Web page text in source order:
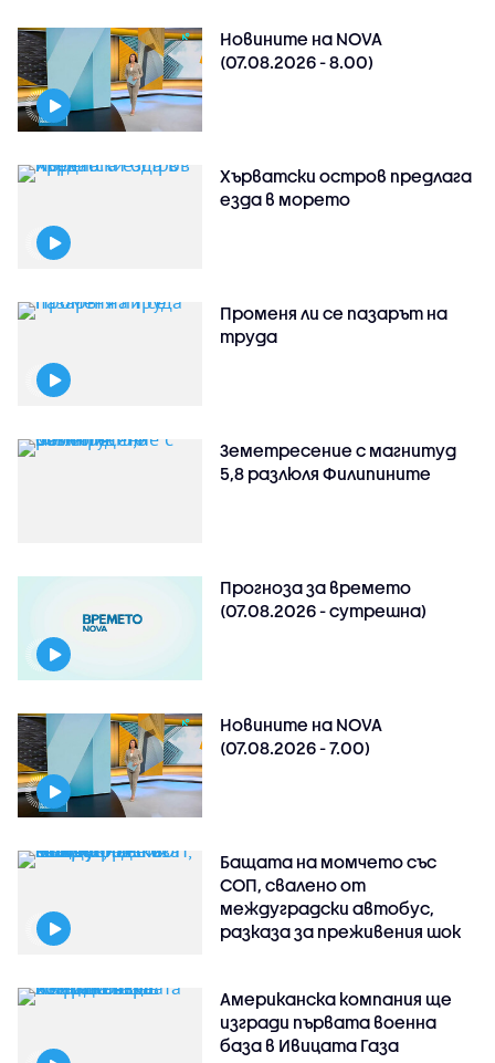
Новините на NOVA
(07.08.2026 - 8.00)
Хърватски остров предлага
езда в морето
Променя ли се пазарът на
труда
Земетресение с магнитуд
5,8 разлюля Филипините
Прогноза за времето
(07.08.2026 - сутрешна)
Новините на NOVA
(07.08.2026 - 7.00)
Бащата на момчето със
СОП, свалено от
междуградски автобус,
разказа за преживения шок
Американска компания ще
изгради първата военна
база в Ивицата Газа